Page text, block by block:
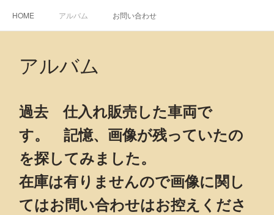
HOME アルバム お問い合わせ
アルバム
過去 仕入れ販売した車両で
す。 記憶、画像が残っていたの
を探してみました。
在庫は有りませんので画像に関し
てはお問い合わせはお控えくださ